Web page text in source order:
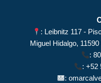
: Leibnitz 117 -
Miguel Hidalgo,
:
: +52
: